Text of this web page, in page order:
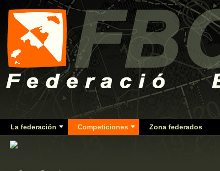
La federación Competiciones Zona federados